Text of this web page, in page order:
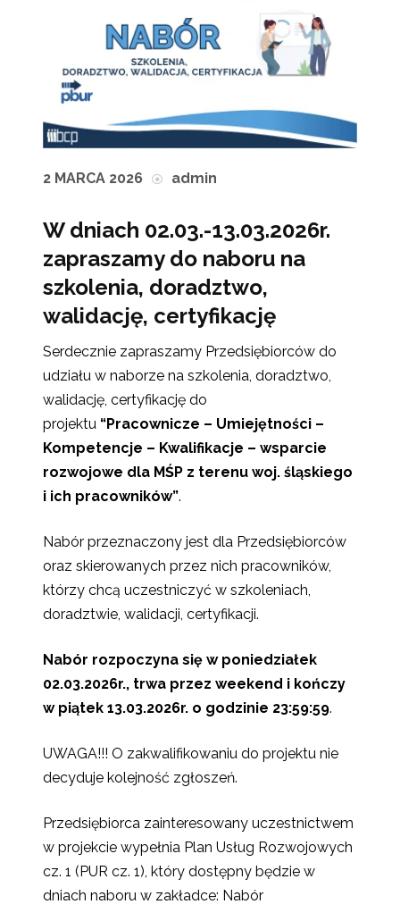
2 MARCA 2026 admin
W dniach 02.03.-13.03.2026r.
zapraszamy do naboru na
szkolenia, doradztwo,
walidację, certyfikację
Serdecznie zapraszamy Przedsiębiorców do
udziału w naborze na szkolenia, doradztwo,
walidację, certyfikację do
projektu “Pracownicze – Umiejętności –
Kompetencje – Kwalifikacje – wsparcie
rozwojowe dla MŚP z terenu woj. śląskiego
i ich pracowników”.
Nabór przeznaczony jest dla Przedsiębiorców
oraz skierowanych przez nich pracowników,
którzy chcą uczestniczyć w szkoleniach,
doradztwie, walidacji, certyfikacji.
Nabór rozpoczyna się w poniedziałek
02.03.2026r., trwa przez weekend i kończy
w piątek 13.03.2026r. o godzinie 23:59:59.
UWAGA!!! O zakwalifikowaniu do projektu nie
decyduje kolejność zgłoszeń.
Przedsiębiorca zainteresowany uczestnictwem
w projekcie wypełnia Plan Usług Rozwojowych
cz. 1 (PUR cz. 1), który dostępny będzie w
dniach naboru w zakładce: Nabór